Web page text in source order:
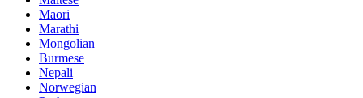
Maori
Marathi
Mongolian
Burmese
Nepali
Norwegian